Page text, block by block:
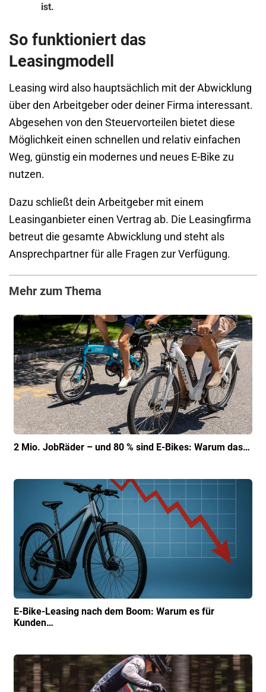
ist.
So funktioniert das
Leasingmodell
Leasing wird also hauptsächlich mit der Abwicklung
über den Arbeitgeber oder deiner Firma interessant.
Abgesehen von den Steuervorteilen bietet diese
Möglichkeit einen schnellen und relativ einfachen
Weg, günstig ein modernes und neues E-Bike zu
nutzen.
Dazu schließt dein Arbeitgeber mit einem
Leasinganbieter einen Vertrag ab. Die Leasingfirma
betreut die gesamte Abwicklung und steht als
Ansprechpartner für alle Fragen zur Verfügung.
Mehr zum Thema
2 Mio. JobRäder – und 80 % sind E-Bikes: Warum das…
E-Bike-Leasing nach dem Boom: Warum es für
Kunden…